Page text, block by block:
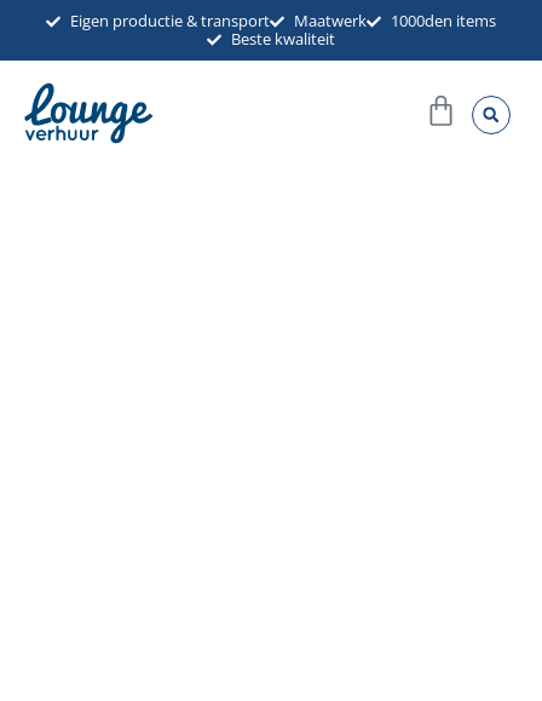
inhoud
Eigen productie & transport Maatwerk
1000den items
Beste kwaliteit